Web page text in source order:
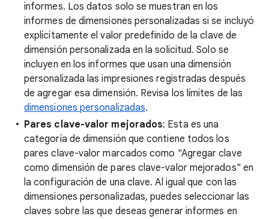
informes. Los datos solo se muestran en los
informes de dimensiones personalizadas si se incluyó
explícitamente el valor predefinido de la clave de
dimensión personalizada en la solicitud. Solo se
incluyen en los informes que usan una dimensión
personalizada las impresiones registradas después
de agregar esa dimensión. Revisa los límites de las
dimensiones personalizadas.
Pares clave-valor mejorados: Esta es una
categoría de dimensión que contiene todos los
pares clave-valor marcados como "Agregar clave
como dimensión de pares clave-valor mejorados" en
la configuración de una clave. Al igual que con las
dimensiones personalizadas, puedes seleccionar las
claves sobre las que deseas generar informes en